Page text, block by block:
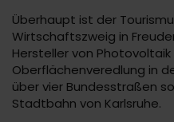
Überhaupt ist der
Wirtschaftszweig in
Hersteller von
Oberflächenveredlung in
über vier Bundesstraßen
Stadtbahn von Karlsruhe.